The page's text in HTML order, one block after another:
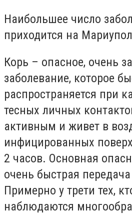
Наибольшее число
приходится на
Корь – опасное, очень
заболевание, которое
распространяется при
тесных личных
активным и живет в
инфицированных
2 часов. Основная
очень быстрая
Примерно у трети тех,
наблюдаются